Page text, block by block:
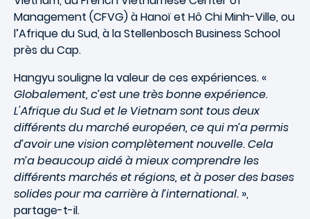
Management (CFVG) à Hanoï et Hô Chi Minh-Ville, ou
l’Afrique du Sud, à la Stellenbosch Business School
près du Cap.
Hangyu souligne la valeur de ces expériences. «
Globalement, c’est une très bonne expérience.
L'Afrique du Sud et le Vietnam sont tous deux
différents du marché européen, ce qui m’a permis
d’avoir une vision complètement nouvelle. Cela
m’a beaucoup aidé à mieux comprendre les
différents marchés et régions, et à poser des bases
solides pour ma carrière à l’international. »,
partage-t-il.